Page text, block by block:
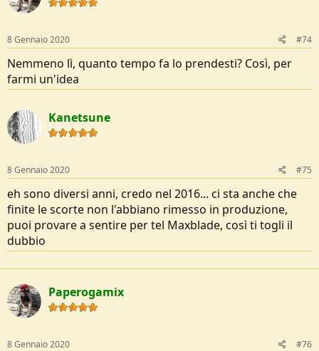
8 Gennaio 2020 #74
Nemmeno lì, quanto tempo fa lo prendesti? Così, per
farmi un'idea
Kanetsune
8 Gennaio 2020 #75
eh sono diversi anni, credo nel 2016... ci sta anche che
finite le scorte non l'abbiano rimesso in produzione,
puoi provare a sentire per tel Maxblade, così ti togli il
dubbio
Paperogamix
8 Gennaio 2020 #76